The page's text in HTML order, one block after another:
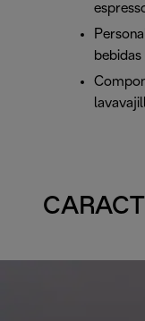
bebidas